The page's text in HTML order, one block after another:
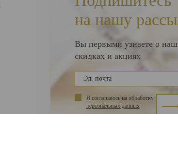
на нашу
Вы первыми узнаете о
скидках и акциях
Я соглашаюсь на обработку
персональных данных